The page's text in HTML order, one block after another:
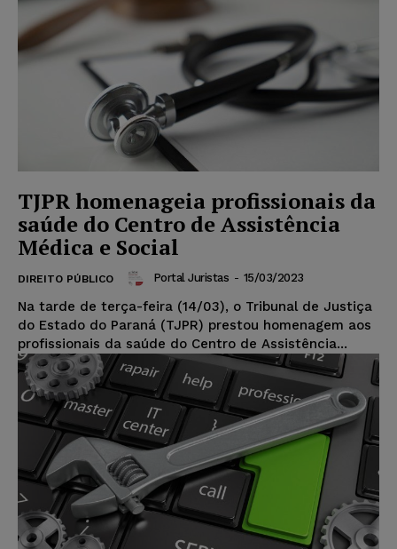
TJPR homenageia profissionais da
saúde do Centro de Assistência
Médica e Social
DIREITO PÚBLICO Portal Juristas - 15/03/2023
Na tarde de terça-feira (14/03), o Tribunal de Justiça
do Estado do Paraná (TJPR) prestou homenagem aos
profissionais da saúde do Centro de Assistência...